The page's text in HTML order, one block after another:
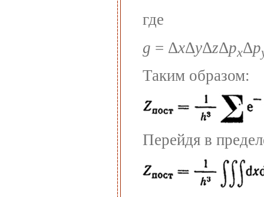
где
g = ΔxΔyΔzΔpxΔp
Таким образом:
Перейдя в